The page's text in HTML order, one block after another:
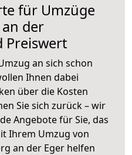
für Umzüge
der
Preiswert
an sich schon
Ihnen dabei
über die Kosten
Sie sich zurück – wir
Angebote für Sie, das
Ihrem Umzug von
an der Eger helfen